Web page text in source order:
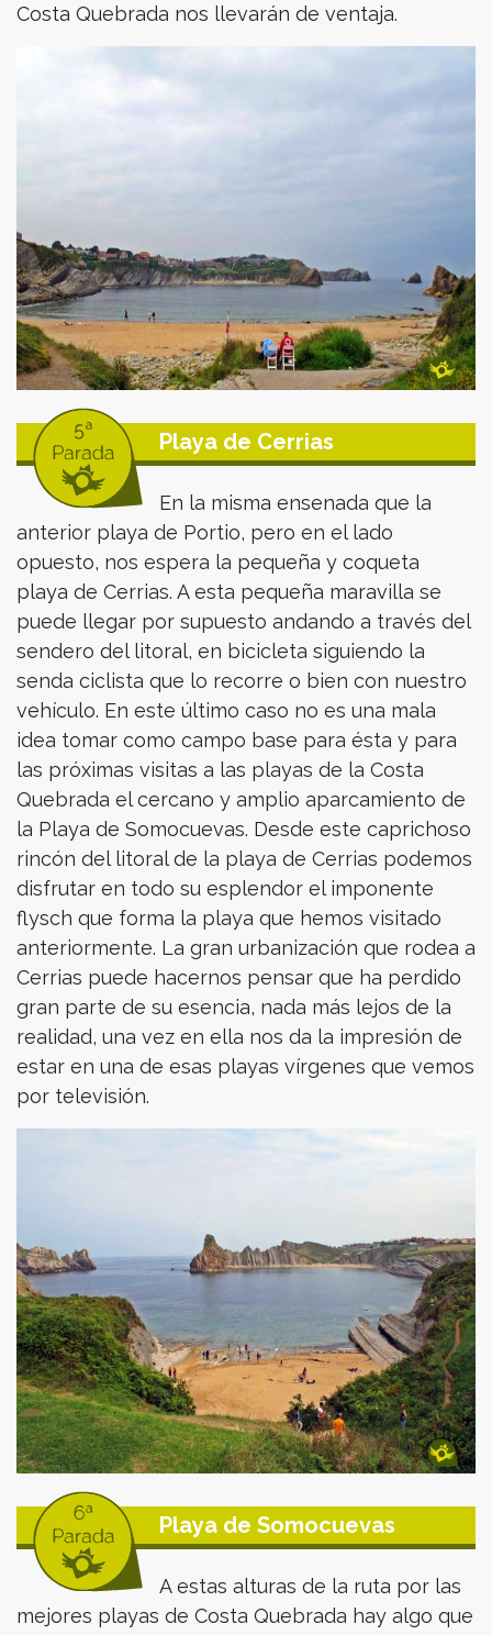
Costa Quebrada nos llevarán de ventaja.
Playa de Cerrias
En la misma ensenada que la
anterior playa de Portio, pero en el lado
opuesto, nos espera la pequeña y coqueta
playa de Cerrias. A esta pequeña maravilla se
puede llegar por supuesto andando a través del
sendero del litoral, en bicicleta siguiendo la
senda ciclista que lo recorre o bien con nuestro
vehículo. En este último caso no es una mala
idea tomar como campo base para ésta y para
las próximas visitas a las playas de la Costa
Quebrada el cercano y amplio aparcamiento de
la Playa de Somocuevas. Desde este caprichoso
rincón del litoral de la playa de Cerrias podemos
disfrutar en todo su esplendor el imponente
flysch que forma la playa que hemos visitado
anteriormente. La gran urbanización que rodea a
Cerrias puede hacernos pensar que ha perdido
gran parte de su esencia, nada más lejos de la
realidad, una vez en ella nos da la impresión de
estar en una de esas playas vírgenes que vemos
por televisión.
Playa de Somocuevas
A estas alturas de la ruta por las
mejores playas de Costa Quebrada hay algo que